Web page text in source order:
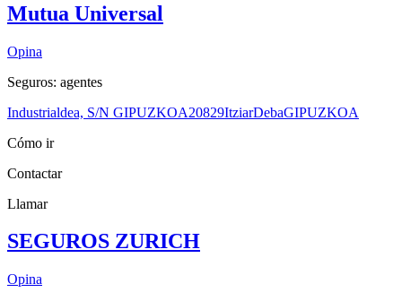
Mutua Universal
Opina
Seguros: agentes
Industrialdea, S/N GIPUZKOA20829ItziarDebaGIPUZKOA
Cómo ir
Contactar
Llamar
SEGUROS ZURICH
Opina